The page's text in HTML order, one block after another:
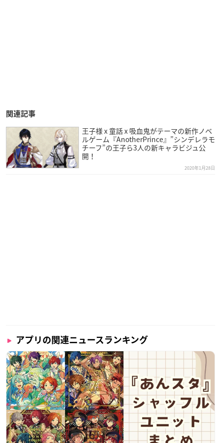
関連記事
王子様 x 童話 x 吸血鬼がテーマの新作ノベ
ルゲーム『AnotherPrince』”シンデレラモ
チーフ”の王子ら3人の新キャラビジュ公
開！
2020年1月28日
アプリの関連ニュースランキング